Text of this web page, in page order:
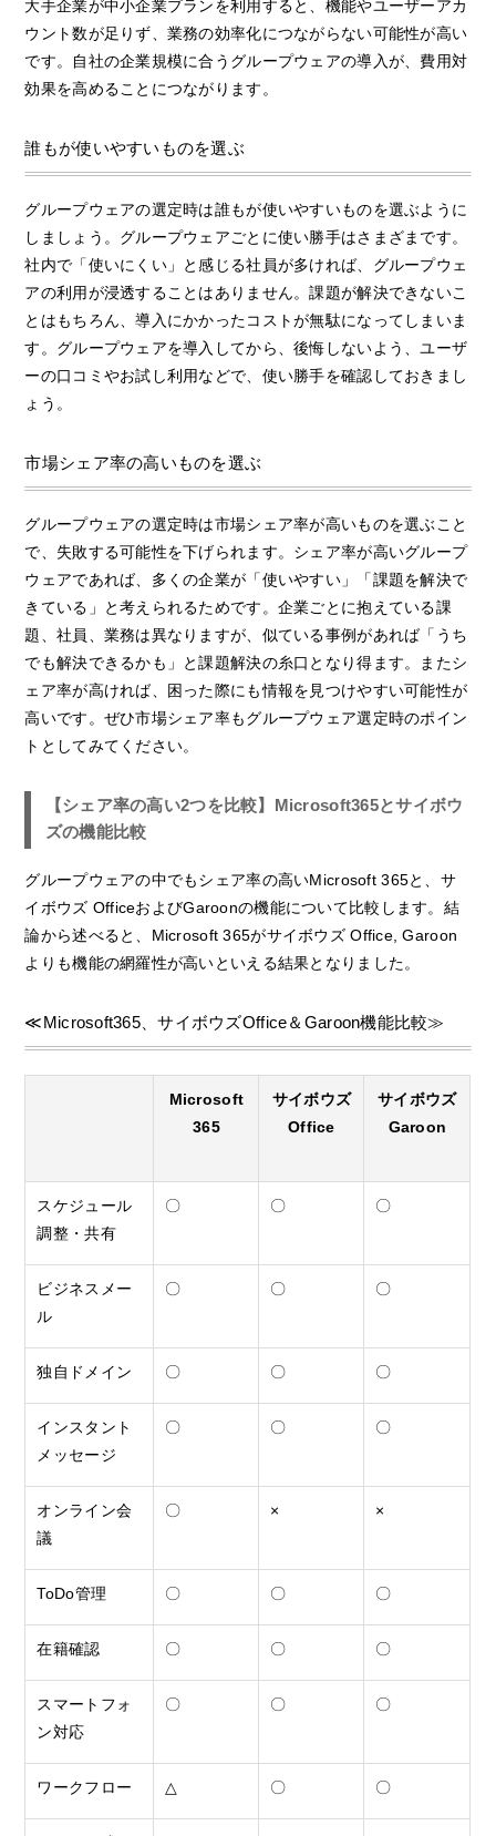
大手企業が中小企業プランを利用すると、機能やユーザーアカ
ウント数が足りず、業務の効率化につながらない可能性が高い
です。自社の企業規模に合うグループウェアの導入が、費用対
効果を高めることにつながります。
誰もが使いやすいものを選ぶ
グループウェアの選定時は誰もが使いやすいものを選ぶように
しましょう。グループウェアごとに使い勝手はさまざまです。
社内で「使いにくい」と感じる社員が多ければ、グループウェ
アの利用が浸透することはありません。課題が解決できないこ
とはもちろん、導入にかかったコストが無駄になってしまいま
す。グループウェアを導入してから、後悔しないよう、ユーザ
ーの口コミやお試し利用などで、使い勝手を確認しておきまし
ょう。
市場シェア率の高いものを選ぶ
グループウェアの選定時は市場シェア率が高いものを選ぶこと
で、失敗する可能性を下げられます。シェア率が高いグループ
ウェアであれば、多くの企業が「使いやすい」「課題を解決で
きている」と考えられるためです。企業ごとに抱えている課
題、社員、業務は異なりますが、似ている事例があれば「うち
でも解決できるかも」と課題解決の糸口となり得ます。またシ
ェア率が高ければ、困った際にも情報を見つけやすい可能性が
高いです。ぜひ市場シェア率もグループウェア選定時のポイン
トとしてみてください。
【シェア率の高い2つを比較】Microsoft365とサイボウ
ズの機能比較
グループウェアの中でもシェア率の高いMicrosoft 365と、サ
イボウズ OfficeおよびGaroonの機能について比較します。結
論から述べると、Microsoft 365がサイボウズ Office, Garoon
よりも機能の網羅性が高いといえる結果となりました。
≪Microsoft365、サイボウズOffice＆Garoon機能比較≫
Microsoft
365
サイボウズ
Office
サイボウズ
Garoon
スケジュール
調整・共有
〇 〇 〇
ビジネスメー
ル
〇 〇 〇
独自ドメイン 〇 〇 〇
インスタント
メッセージ
〇 〇 〇
オンライン会
議
〇 × ×
ToDo管理 〇 〇 〇
在籍確認 〇 〇 〇
スマートフォ
ン対応
〇 〇 〇
ワークフロー △ 〇 〇